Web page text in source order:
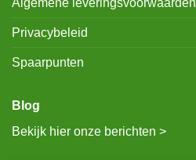
Privacybeleid
Spaarpunten
Blog
Bekijk hier onze berichten >